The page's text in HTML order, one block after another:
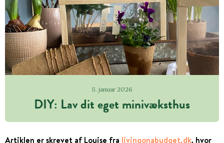
5. januar 2026
DIY: Lav dit eget minivæksthus
Artiklen er skrevet af Louise fra livingonabudget.dk, hvor